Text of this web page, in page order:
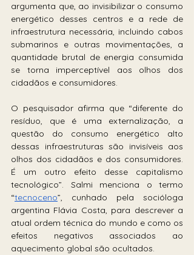
argumenta que, ao invisibilizar o consumo
energético desses centros e a rede de
infraestrutura necessária, incluindo cabos
submarinos e outras movimentações, a
quantidade brutal de energia consumida
se torna imperceptível aos olhos dos
cidadãos e consumidores.
O pesquisador afirma que “diferente do
resíduo, que é uma externalização, a
questão do consumo energético alto
dessas infraestruturas são invisíveis aos
olhos dos cidadãos e dos consumidores.
É um outro efeito desse capitalismo
tecnológico”. Salmi menciona o termo
“tecnoceno”, cunhado pela socióloga
argentina Flávia Costa, para descrever a
atual ordem técnica do mundo e como os
efeitos negativos associados ao
aquecimento global são ocultados.